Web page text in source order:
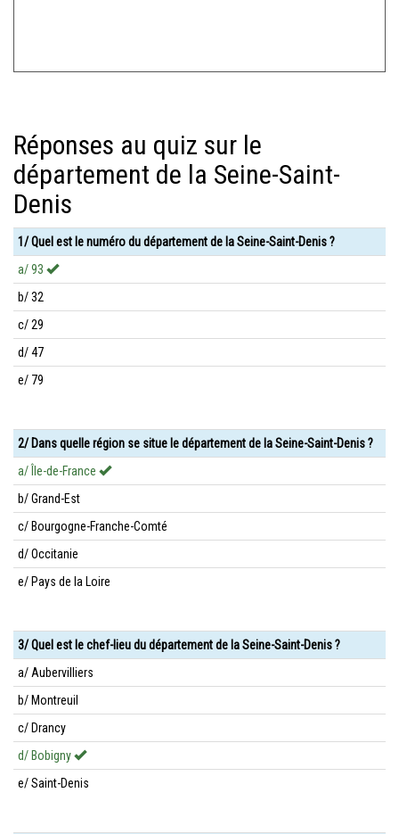
Réponses au quiz sur le
département de la Seine-Saint-
Denis
1/ Quel est le numéro du département de la Seine-Saint-Denis ?
a/ 93
b/ 32
c/ 29
d/ 47
e/ 79
2/ Dans quelle région se situe le département de la Seine-Saint-Denis ?
a/ Île-de-France
b/ Grand-Est
c/ Bourgogne-Franche-Comté
d/ Occitanie
e/ Pays de la Loire
3/ Quel est le chef-lieu du département de la Seine-Saint-Denis ?
a/ Aubervilliers
b/ Montreuil
c/ Drancy
d/ Bobigny
e/ Saint-Denis